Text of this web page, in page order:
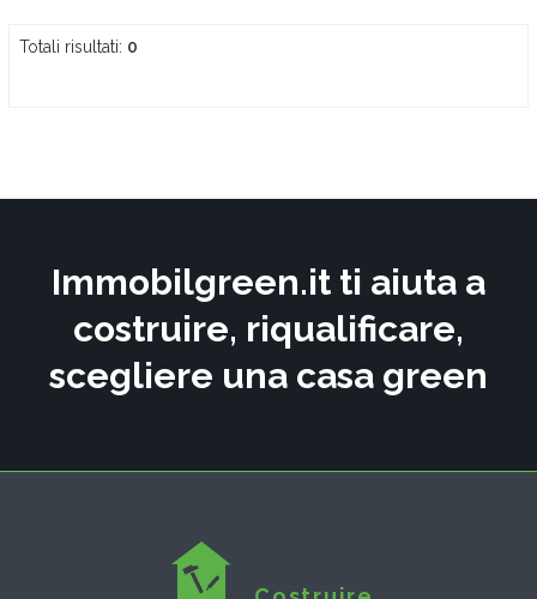
Totali risultati: 0
Immobilgreen.it ti aiuta a
costruire, riqualificare,
scegliere una casa green